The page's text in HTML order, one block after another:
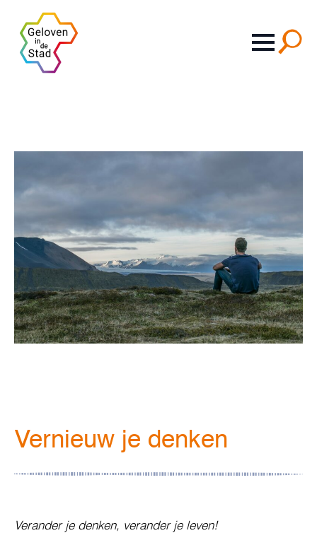
Vernieuw je denken
Verander je denken, verander je leven!